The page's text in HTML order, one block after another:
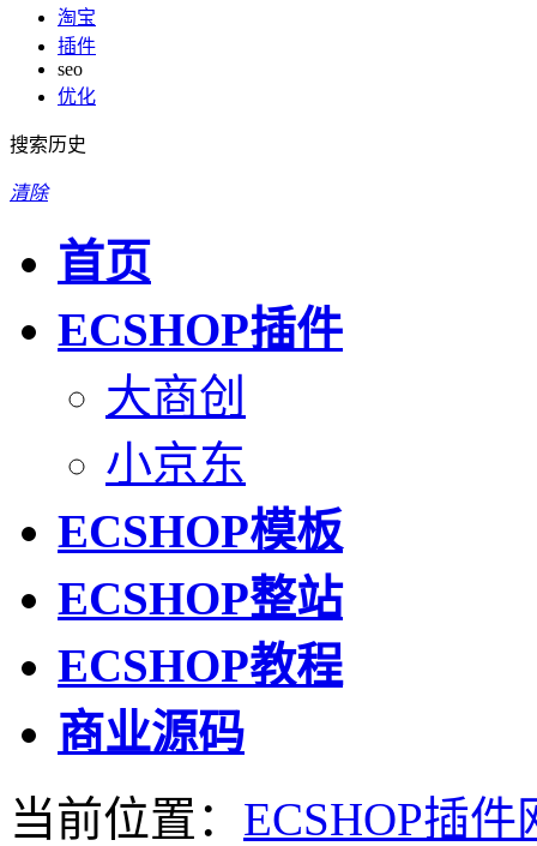
淘宝
插件
seo
优化
搜索历史
清除
首页
ECSHOP插件
大商创
小京东
ECSHOP模板
ECSHOP整站
ECSHOP教程
商业源码
当前位置： ECSHOP插件